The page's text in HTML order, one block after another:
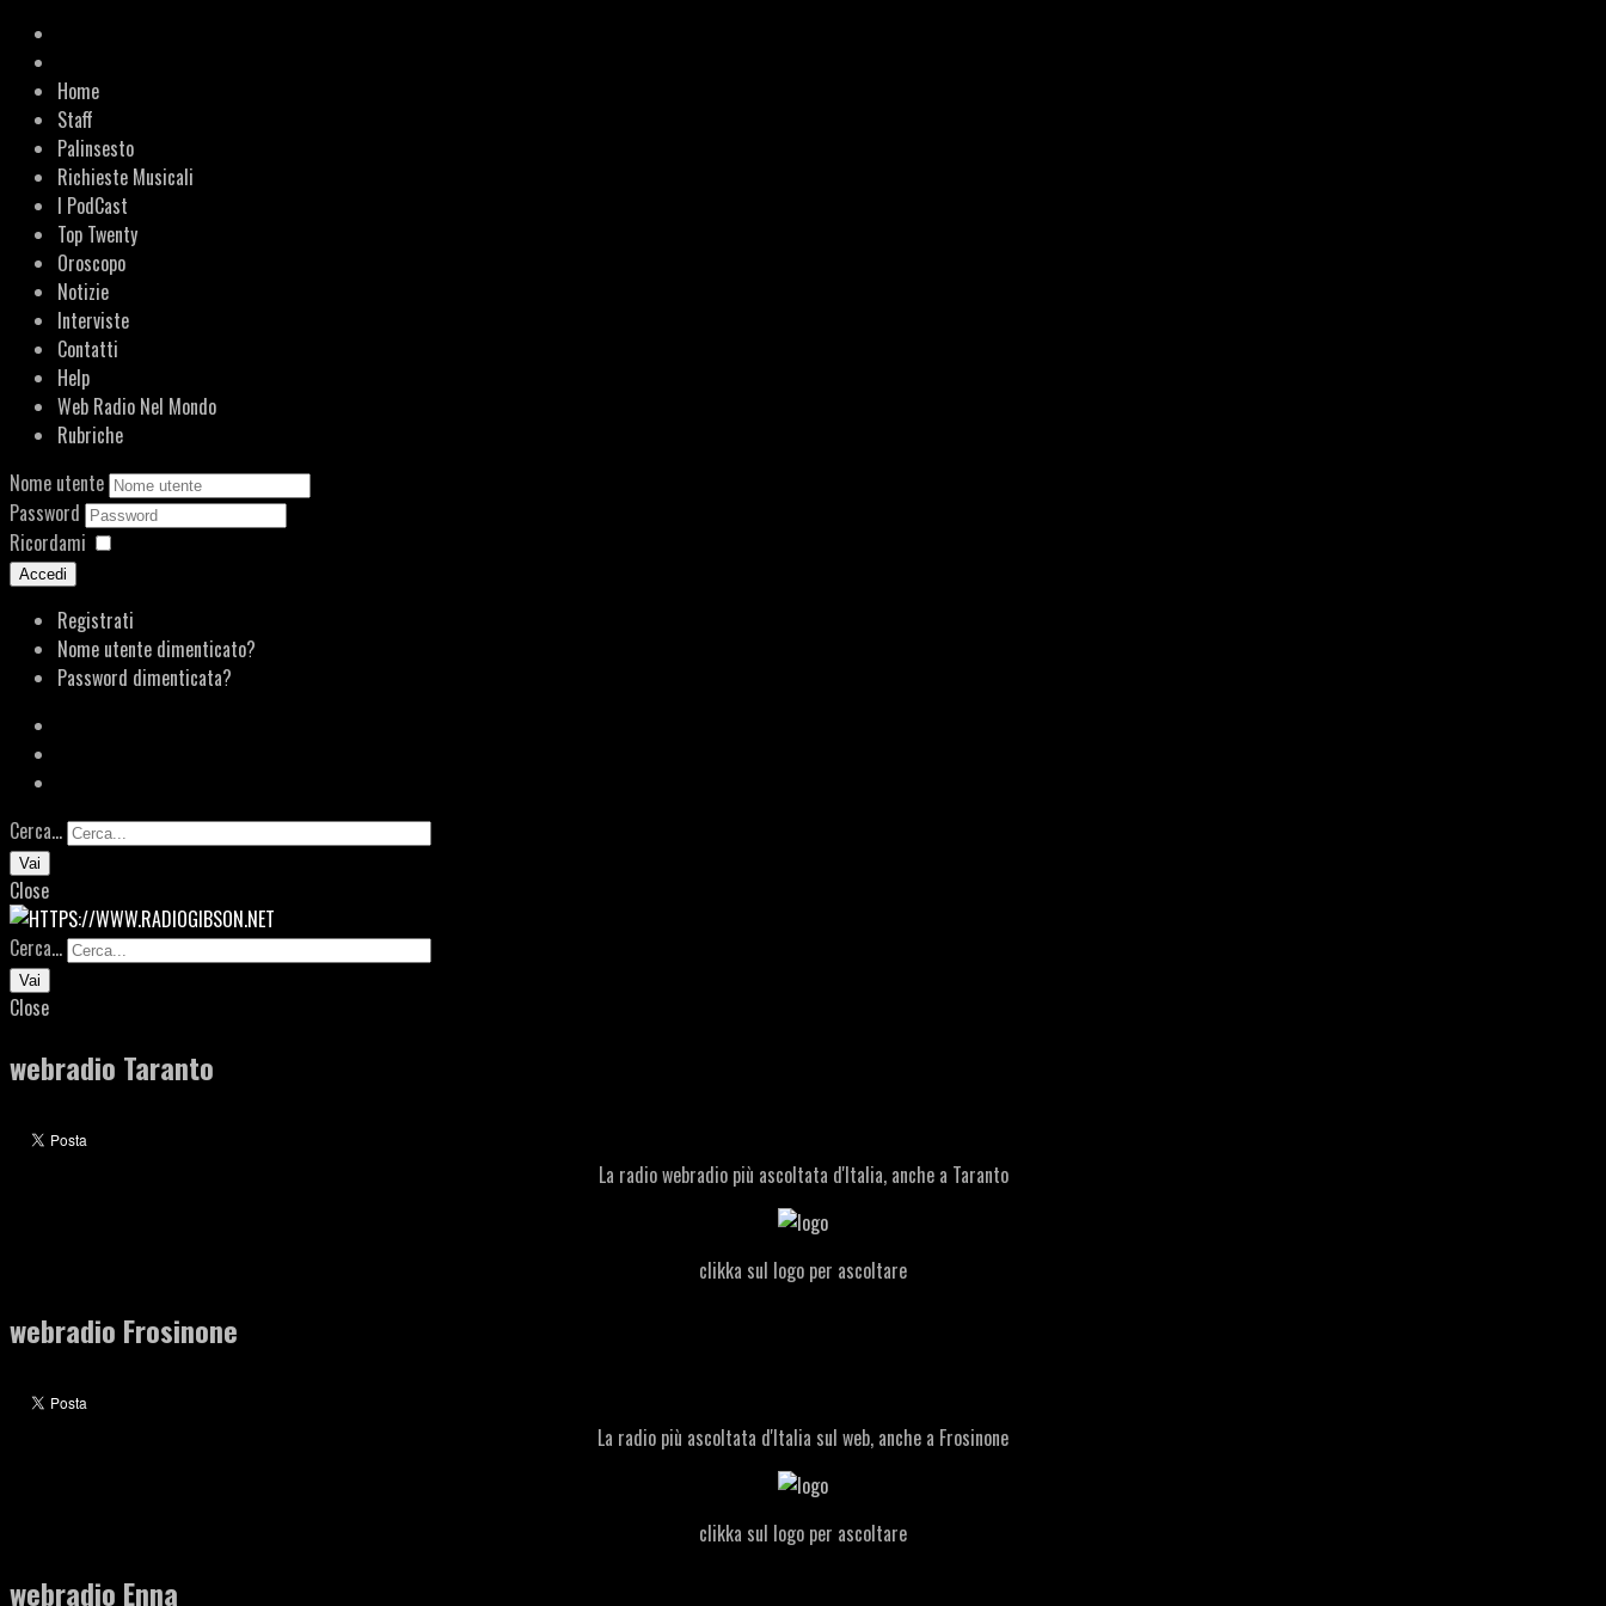
Home
Staff
Palinsesto
Richieste Musicali
I PodCast
Top Twenty
Oroscopo
Notizie
Interviste
Contatti
Help
Web Radio Nel Mondo
Rubriche
Nome utente
Password
Ricordami
Accedi
Registrati
Nome utente dimenticato?
Password dimenticata?
Cerca...
Vai
Close
Cerca...
Vai
Close
webradio Taranto
La radio webradio più ascoltata d'Italia, anche a Taranto
clikka sul logo per ascoltare
webradio Frosinone
La radio più ascoltata d'Italia sul web, anche a Frosinone
clikka sul logo per ascoltare
webradio Enna